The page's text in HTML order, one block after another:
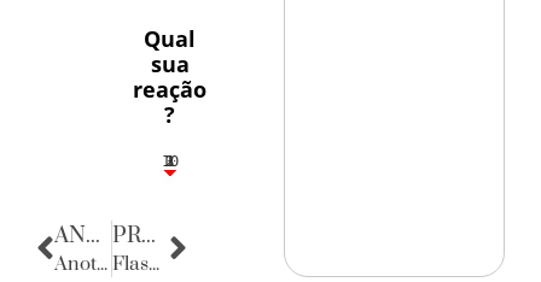
Qual
sua
reação
?
3
1
1
2
10
ANTERIOR
Anotações do Cotidiano
PRÓXIMA
Flashes